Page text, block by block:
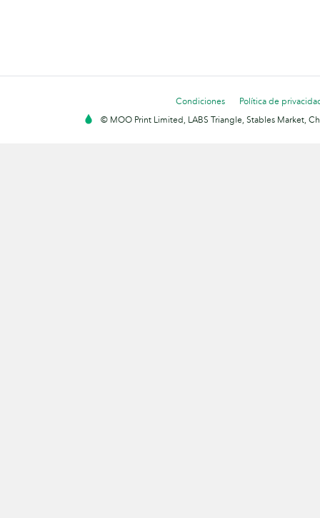
Condiciones
Política de
© MOO Print Limited, LABS Triangle, Stables Market,